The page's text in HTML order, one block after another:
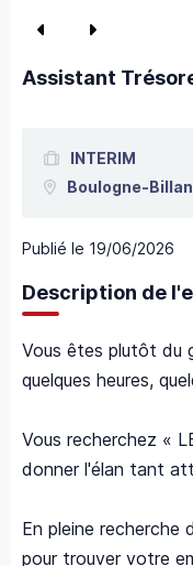
Assistant
INTERIM
Boulogne-
Publié le 19/06/2026
Description de
Vous êtes plutôt du
quelques heures,
Vous recherchez «
donner l'élan tant
En pleine recherche
pour trouver votre